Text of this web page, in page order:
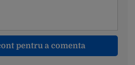
pentru a comenta